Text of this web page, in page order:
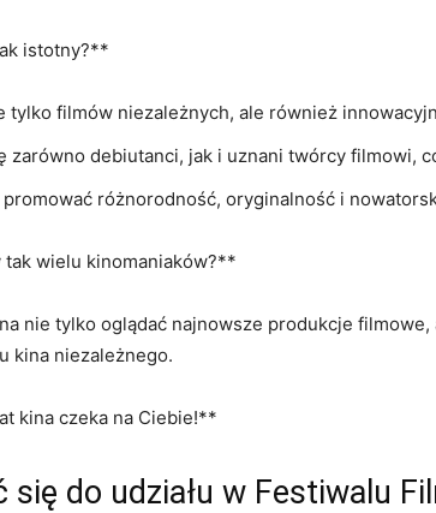
istotny?**
tylko filmów niezależnych, ale również
zarówno debiutanci, jak i uznani twórcy filmowi,
promować różnorodność, oryginalność i
wielu kinomaniaków?**
nie tylko oglądać najnowsze produkcje
kina niezależnego.
kina czeka na Ciebie!**
do udziału w Festiwalu